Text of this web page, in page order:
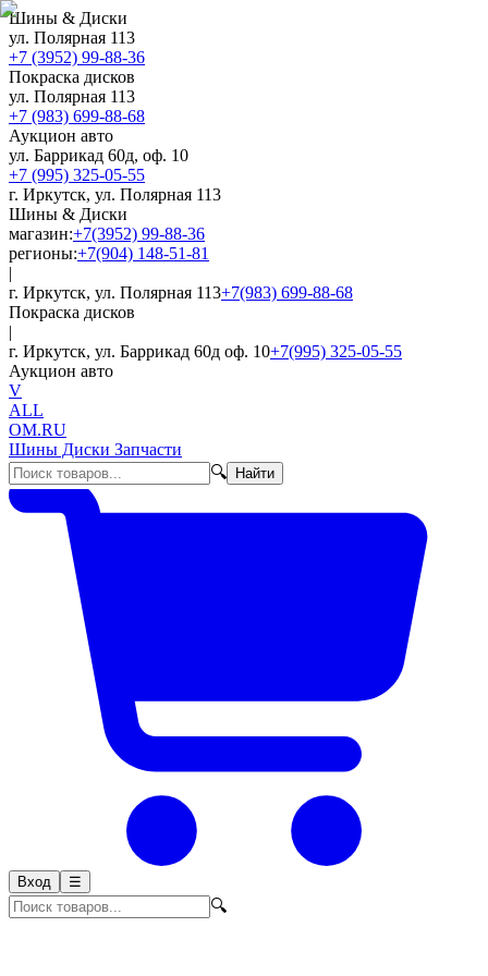
Шины & Диски
ул. Полярная 113
+7 (3952) 99-88-36
Покраска дисков
ул. Полярная 113
+7 (983) 699-88-68
Аукцион авто
ул. Баррикад 60д, оф. 10
+7 (995) 325-05-55
г. Иркутск, ул. Полярная 113
Шины & Диски
магазин:+7(3952) 99-88-36
регионы:+7(904) 148-51-81
|
г. Иркутск, ул. Полярная 113+7(983) 699-88-68
Покраска дисков
|
г. Иркутск, ул. Баррикад 60д оф. 10+7(995) 325-05-55
Аукцион авто
V
ALL
OM.RU
Шины Диски Запчасти
🔍
Найти
Вход ☰
🔍